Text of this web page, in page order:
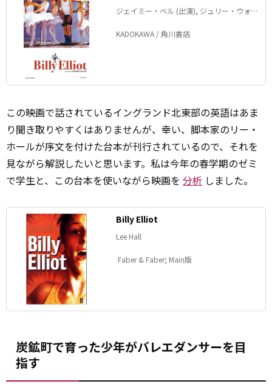
ジェイミー・ベル (出演), ジュリー・ウォル
(監督)
KADOKAWA / 角川書店
この映画で話されているイングランド北東部の英語はあま
り聞き取りやすくはありませんが、幸い、脚本家のリー・
ホールが序文を付けた台本が刊行されているので、それを
見ながら解説したいと思います。私は今年の春学期のゼミ
で学生と、この台本を使いながら映画を 分析 しました。
Billy Elliot
Lee Hall
‎ Faber & Faber; Main版
炭鉱町で育った少年がバレエダンサーを目
指す